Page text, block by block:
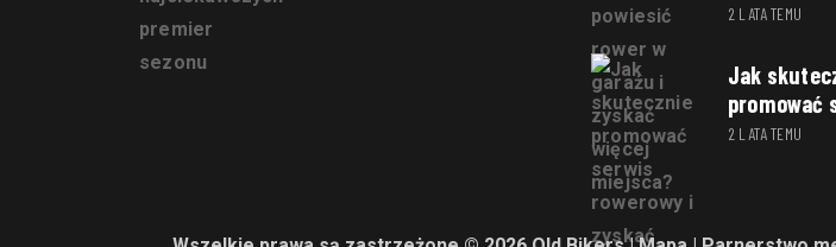
2 LATA TEMU
Jak
promować
2 LATA TEMU